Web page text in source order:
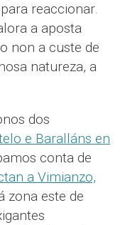
reaccionar.
a aposta
non a custe de
natureza, a
dos
e Baralláns en
conta de
a Vimianzo,
zona este de